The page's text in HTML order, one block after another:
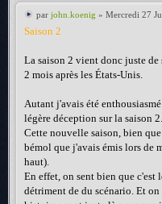
par john.koenig » Mercredi 27
Saison 2
La saison 2 vient donc juste de
2 mois après les États-Unis.
Autant j'avais été
légère déception sur la saison 2.
Cette nouvelle saison, bien
bémol que j'avais émis lors de
haut).
En effet, on sent bien que c'est
détriment de du scénario. Et